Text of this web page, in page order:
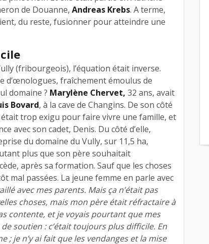
de Douanne, Andreas Krebs. A terme,
du reste, fusionner pour atteindre une
(fribourgeois), l’équation était inverse.
d’œnologues, fraîchement émoulus de
domaine ? Marylène Chervet, 32 ans, avait
Bovard, à la cave de Changins. De son côté
était trop exigu pour faire vivre une famille, et
avec son cadet, Denis. Du côté d’elle,
du domaine du Vully, sur 11,5 ha,
plus que son père souhaitait
après sa formation. Sauf que les choses
mal passées. La jeune femme en parle avec
avec mes parents. Mais ça n’était pas
choses, mais mon père était réfractaire à
contente, et je voyais pourtant que mes
soutien : c’était toujours plus difficile. En
; je n’y ai fait que les vendanges et la mise